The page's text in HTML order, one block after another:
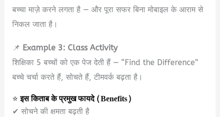
बच्चा माज़े करने लगता है — और पूरा सफर बिना मोबाइल के आराम से
निकल जाता है।
📌 Example 3: Class Activity
शिक्षिका 5 बच्चों को एक पेज देती हैं — “Find the Difference”
बच्चे चर्चा करते हैं, सोचते हैं, टीमवर्क बढ़ता है।
⭐इस किताब के प्रमुख फायदे (Benefits)
✔ सोचने की क्षमता बढ़ती है